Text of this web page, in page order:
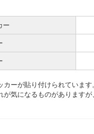
ー
カーが貼り付けられています
が気になるものがあります